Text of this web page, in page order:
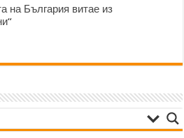
на България витае из